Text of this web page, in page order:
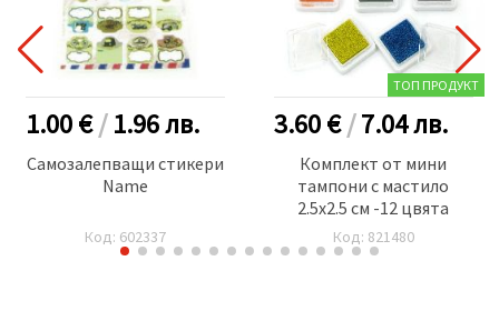
1.00 €/1.96лв.
Самозалепващи стикери
Name
Код: 602337
ТОП ПРОДУКТ
3.60 €/7.04лв.
Комплект от мини
тампони с мастило
2.5x2.5 см -12 цвята
Код: 821480